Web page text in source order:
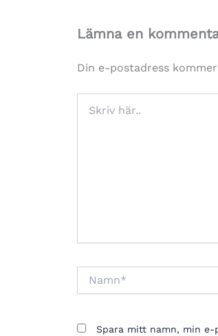
Lämna en
Din e-postadress
här..
Spara mitt namn, min e-